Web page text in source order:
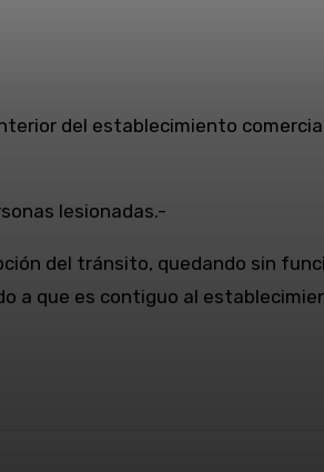
del establecimiento
lesionadas.-
del tránsito, quedando sin
a que es contiguo al